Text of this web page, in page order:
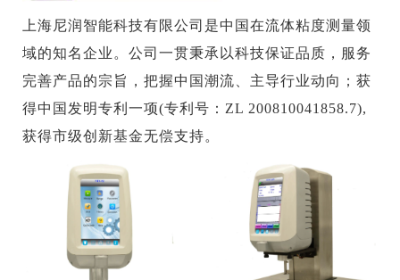
上海尼润智能科技有限公司是中国在流体粘度测量领
域的知名企业。公司一贯秉承以科技保证品质，服务
完善产品的宗旨，把握中国潮流、主导行业动向；获
得中国发明专利一项(专利号：ZL 200810041858.7),
获得市级创新基金无偿支持。